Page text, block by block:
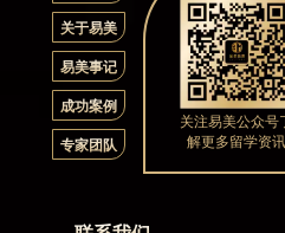
关于易美
易美事记
成功案例
专家团队
关注易美公众号
解更多留学资讯